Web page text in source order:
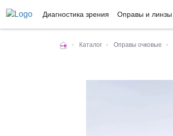
Диагностика зрения Оправы и линзы
• Каталог • Оправы очковые •